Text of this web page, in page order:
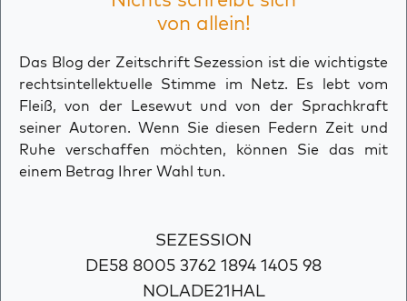
von allein!
Das Blog der Zeitschrift Sezession ist die wichtigste
rechtsintellektuelle Stimme im Netz. Es lebt vom
Fleiß, von der Lesewut und von der Sprachkraft
seiner Autoren. Wenn Sie diesen Federn Zeit und
Ruhe verschaffen möchten, können Sie das mit
einem Betrag Ihrer Wahl tun.
SEZESSION
DE58 8005 3762 1894 1405 98
NOLADE21HAL